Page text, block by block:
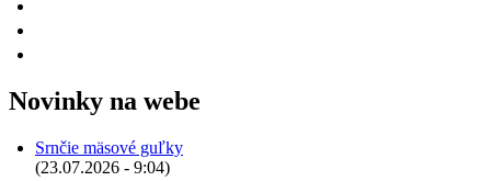
Novinky na webe
Srnčie mäsové guľky
(23.07.2026 - 9:04)